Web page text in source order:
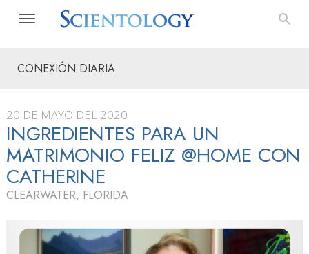
CONEXIÓN DIARIA
20 DE MAYO DEL 2020
INGREDIENTES PARA UN
MATRIMONIO FELIZ @HOME CON
CATHERINE
CLEARWATER, FLORIDA